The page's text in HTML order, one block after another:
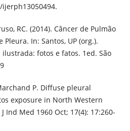
ijerph13050494.
RC. (2014). Câncer de Pulmão
In: Santos, UP (org.).
fotos e fatos. 1ed. São
P. Diffuse pleural
exposure in North Western
Ind Med 1960 Oct; 17(4): 17:260-